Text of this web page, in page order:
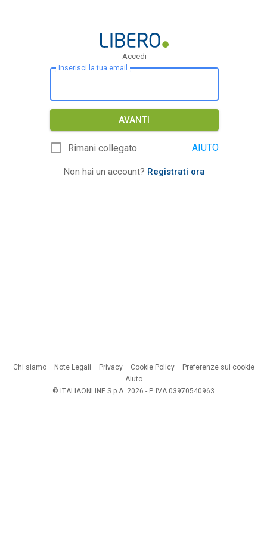
Accedi
Inserisci la tua email
AVANTI
Rimani collegato AIUTO
Non hai un account? Registrati ora
Chi siamo Note Legali Privacy Cookie Policy
Preferenze sui cookie
Aiuto
© ITALIAONLINE S.p.A. 2026 - P. IVA 03970540963